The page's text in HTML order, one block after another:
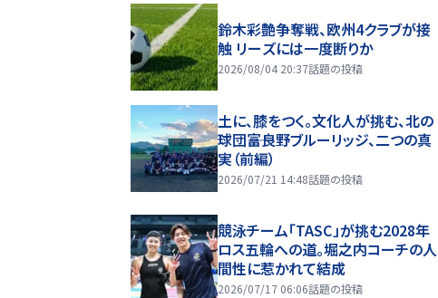
鈴木彩艶争奪戦、欧州4クラブが接
触 リーズには一度断りか
2026/08/04 20:37話題の投稿
土に、膝をつく。文化人が挑む、北の
球団――富良野ブルーリッジ、二つの真
実（前編）
2026/07/21 14:48話題の投稿
競泳チーム「TASC」が挑む2028年
ロス五輪への道。堀之内コーチの人
間性に惹かれて結成
2026/07/17 06:06話題の投稿